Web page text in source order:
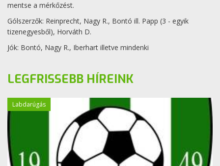
mentse a mérkőzést.
Gólszerzők: Reinprecht, Nagy R., Bontó ill. Papp (3 - egyik
tizenegyesből), Horváth D.
Jók: Bontó, Nagy R., Iberhart illetve mindenki
LEGFRISSEBB HÍREINK
Labdarúgás